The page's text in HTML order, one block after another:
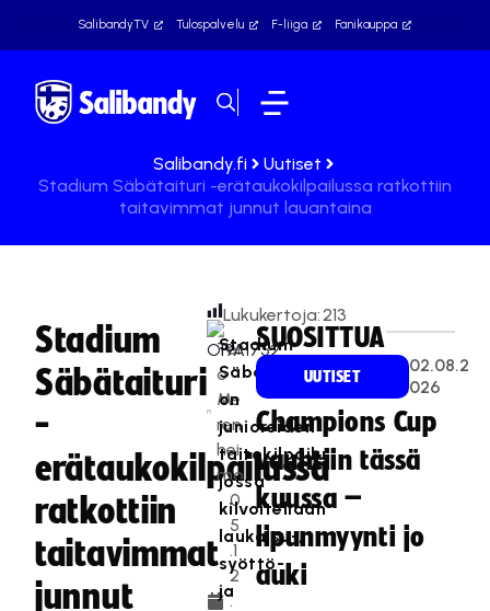
SalibandyTV Tulospalvelu F-liiga Fanikauppa
Salibandy.fi
Uutiset
Stadium Säbätaituri -erätaukokilpailussa ratkottiin
taitavimmat junnut lauantaina
Stadium
Säbätaituri
-
erätaukokilpailussa
ratkottiin
taitavimmat
junnut
Ter
o
Me
ren
hei
mo
0
5
.1
2
.
Lukukertoja:213
Stadium
Säbätaituri
on
junioreiden
taitokilpailu,
jossa
kilvoitellaan
laukaisu-,
syöttö-
ja
SUOSITTUA
UUTISET
02.08.2
026
Champions Cup
vauhtiin tässä
kuussa –
lipunmyynti jo
auki